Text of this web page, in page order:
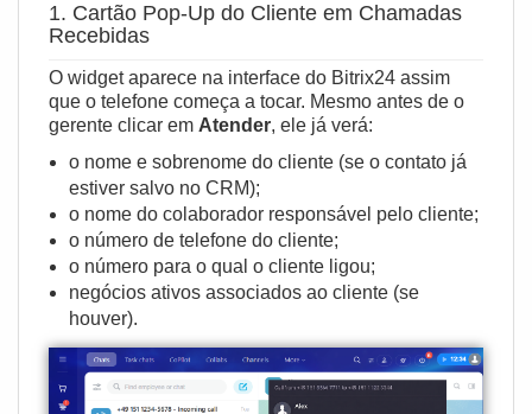
1. Cartão Pop‑Up do Cliente em Chamadas
Recebidas
O widget aparece na interface do Bitrix24 assim
que o telefone começa a tocar. Mesmo antes de o
gerente clicar em Atender, ele já verá:
o nome e sobrenome do cliente (se o contato já
estiver salvo no CRM);
o nome do colaborador responsável pelo cliente;
o número de telefone do cliente;
o número para o qual o cliente ligou;
negócios ativos associados ao cliente (se
houver).